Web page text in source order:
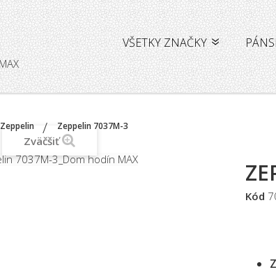
VŠETKY ZNAČKY
Zeppelin Zeppelin 7037M-3
Zväčšiť
Kód